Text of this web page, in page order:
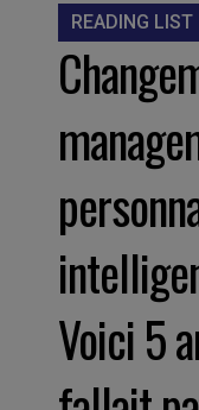
READING LIST
Voici 5